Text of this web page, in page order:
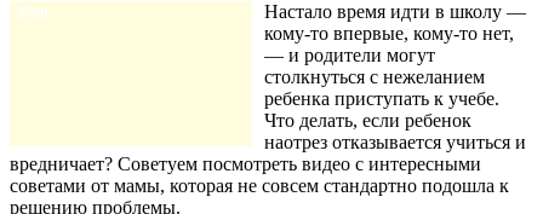
8780
Настало время идти в школу —
кому-то впервые, кому-то нет,
— и родители могут
столкнуться с нежеланием
ребенка приступать к учебе.
Что делать, если ребенок
наотрез отказывается учиться и
вредничает? Советуем посмотреть видео с интересными
советами от мамы, которая не совсем стандартно подошла к
решению проблемы.